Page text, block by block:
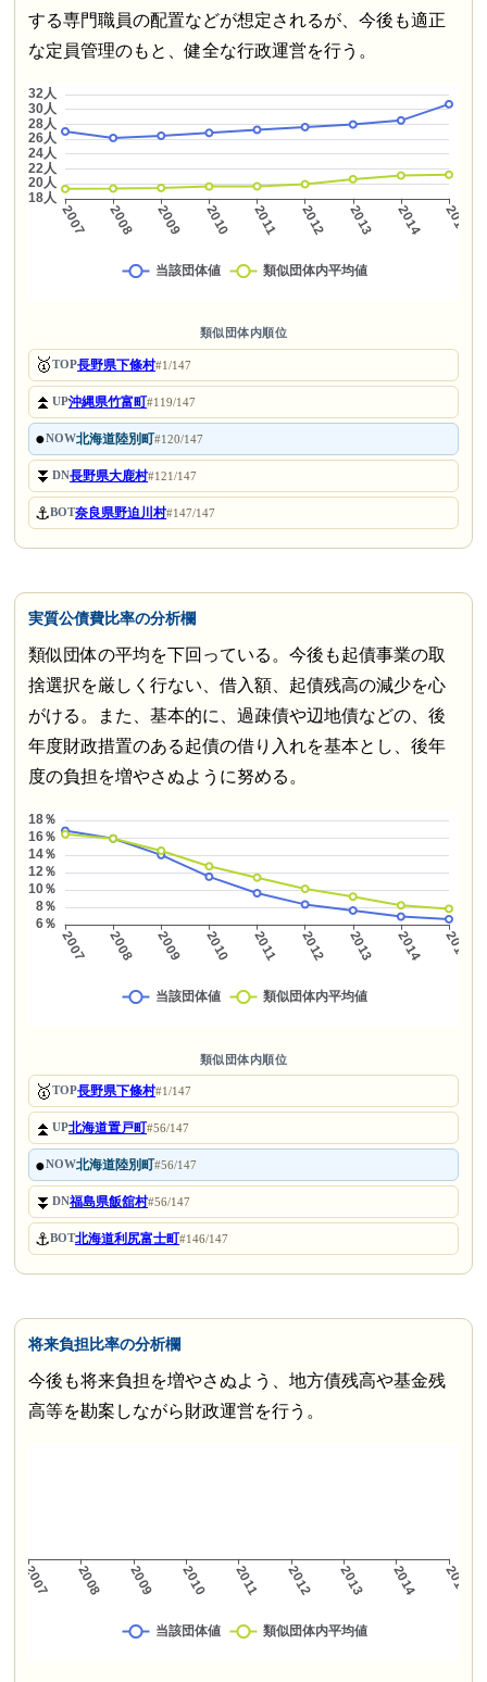
する専門職員の配置などが想定されるが、今後も適正
な定員管理のもと、健全な行政運営を行う。
類似団体内順位
🥇TOP長野県下條村#1/147
⏫UP沖縄県竹富町#119/147
●NOW北海道陸別町#120/147
⏬DN長野県大鹿村#121/147
⚓BOT奈良県野迫川村#147/147
実質公債費比率の分析欄
類似団体の平均を下回っている。今後も起債事業の取
捨選択を厳しく行ない、借入額、起債残高の減少を心
がける。また、基本的に、過疎債や辺地債などの、後
年度財政措置のある起債の借り入れを基本とし、後年
度の負担を増やさぬように努める。
類似団体内順位
🥇TOP長野県下條村#1/147
⏫UP北海道置戸町#56/147
●NOW北海道陸別町#56/147
⏬DN福島県飯舘村#56/147
⚓BOT北海道利尻富士町#146/147
将来負担比率の分析欄
今後も将来負担を増やさぬよう、地方債残高や基金残
高等を勘案しながら財政運営を行う。